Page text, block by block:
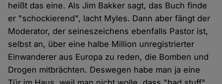
heißt das eine. Als Jim Bakker sagt, das Buch finde
er "schockierend", lacht Myles. Dann aber fängt der
Moderator, der seineszeichens ebenfalls Pastor ist,
selbst an, über eine halbe Million unregistrierter
Einwanderer aus Europa zu reden, die Bomben und
Drogen mitbrächten. Deswegen habe man ja eine